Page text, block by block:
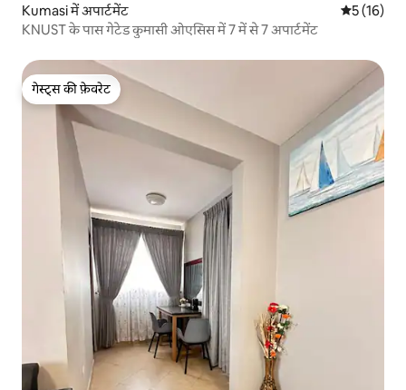
Kumasi में अपार्टमेंट औसत रेटिंग
5 (16)
KNUST के पास गेटेड कुमासी ओएसिस में 7 में से 7 अपार्टमेंट
गेस्ट्स की फ़ेवरेट
गेस्ट्स की फ़ेवरेट